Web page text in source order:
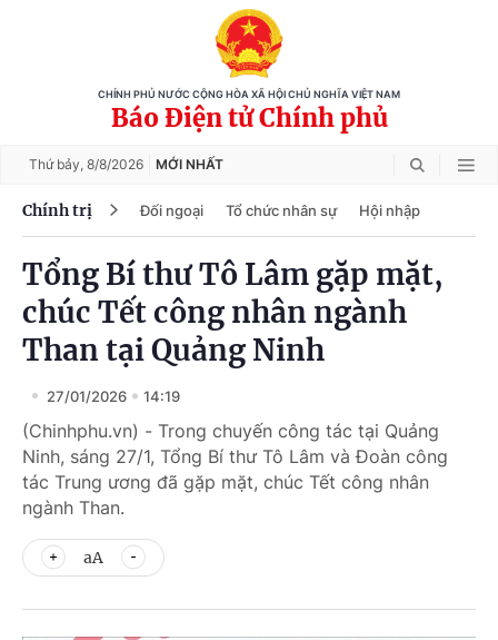
CHÍNH PHỦ NƯỚC CỘNG HÒA XÃ HỘI CHỦ NGHĨA VIỆT NAM
Báo Điện tử Chính phủ
Thứ bảy, 8/8/2026 MỚI NHẤT
Chính trị Đối ngoại Tổ chức nhân sự Hội nhập
Tổng Bí thư Tô Lâm gặp mặt,
chúc Tết công nhân ngành
Than tại Quảng Ninh
27/01/2026 14:19
(Chinhphu.vn) - Trong chuyến công tác tại Quảng
Ninh, sáng 27/1, Tổng Bí thư Tô Lâm và Đoàn công
tác Trung ương đã gặp mặt, chúc Tết công nhân
ngành Than.
aA